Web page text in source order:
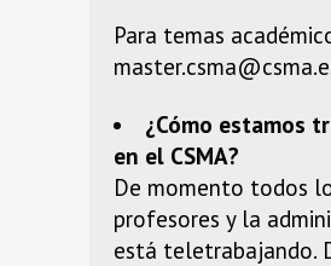
Para temas
master.csma
¿Cómo estamos
en el CSMA?
De momento todos
profesores y la
está teletrabajando.